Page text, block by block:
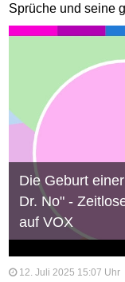
Sprüche und seine
Die Geburt
Dr. No" -
auf VOX
12. Juli 2025 15:07 Uhr